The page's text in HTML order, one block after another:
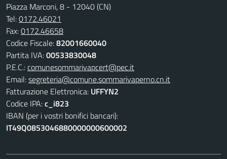
Piazza Marconi, 8 - 12040 (CN)
Tel:0172.46021
Fax:0172.46658
Codice Fiscale:82001660040
Partita IVA:00533830048
P.E.C.:comunesommarivapcert@pec.it
Email:segreteria@comune.sommarivaperno.cn.it
Fatturazione Elettronica: UFFYN2
Codice IPA:c_i823
IBAN (per i vostri bonifici bancari):
IT49Q0853046880000000600002